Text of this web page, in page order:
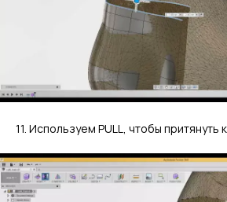
11. Используем PULL, чтобы притянуть